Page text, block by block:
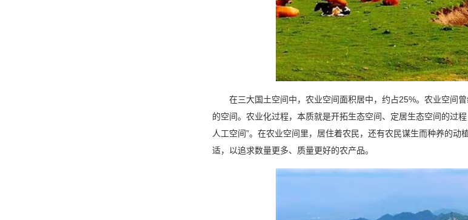
在三大国土空间中，农业空间面积居中，约占25%。农业空间曾
的空间。农业化过程，本质就是开拓生态空间、定居生态空间的过
人工空间”。在农业空间里，居住着农民，还有农民谋生而种养的
适，以追求数量更多、质量更好的农产品。